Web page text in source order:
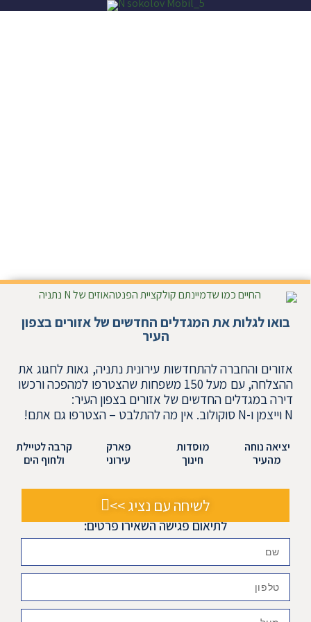
בואו לגלות את המגדלים החדשים של אזורים בצפון
העיר
אזורים והחברה להתחדשות עירונית נתניה, גאות לחגוג את
ההצלחה, עם מעל 150 משפחות שהצטרפו למהפכה ורכשו
דירה במגדלים החדשים של אזורים בצפון העיר:
N וייצמן ו-N סוקולוב. אין מה להתלבט – הצטרפו גם אתם!
יציאה נוחה
מהעיר
מוסדות
חינוך
פארק
עירוני
קרבה לטיילת
ולחוף הים
לשיחה עם נציג >>
לתיאום פגישה השאירו פרטים:
name
phone
email